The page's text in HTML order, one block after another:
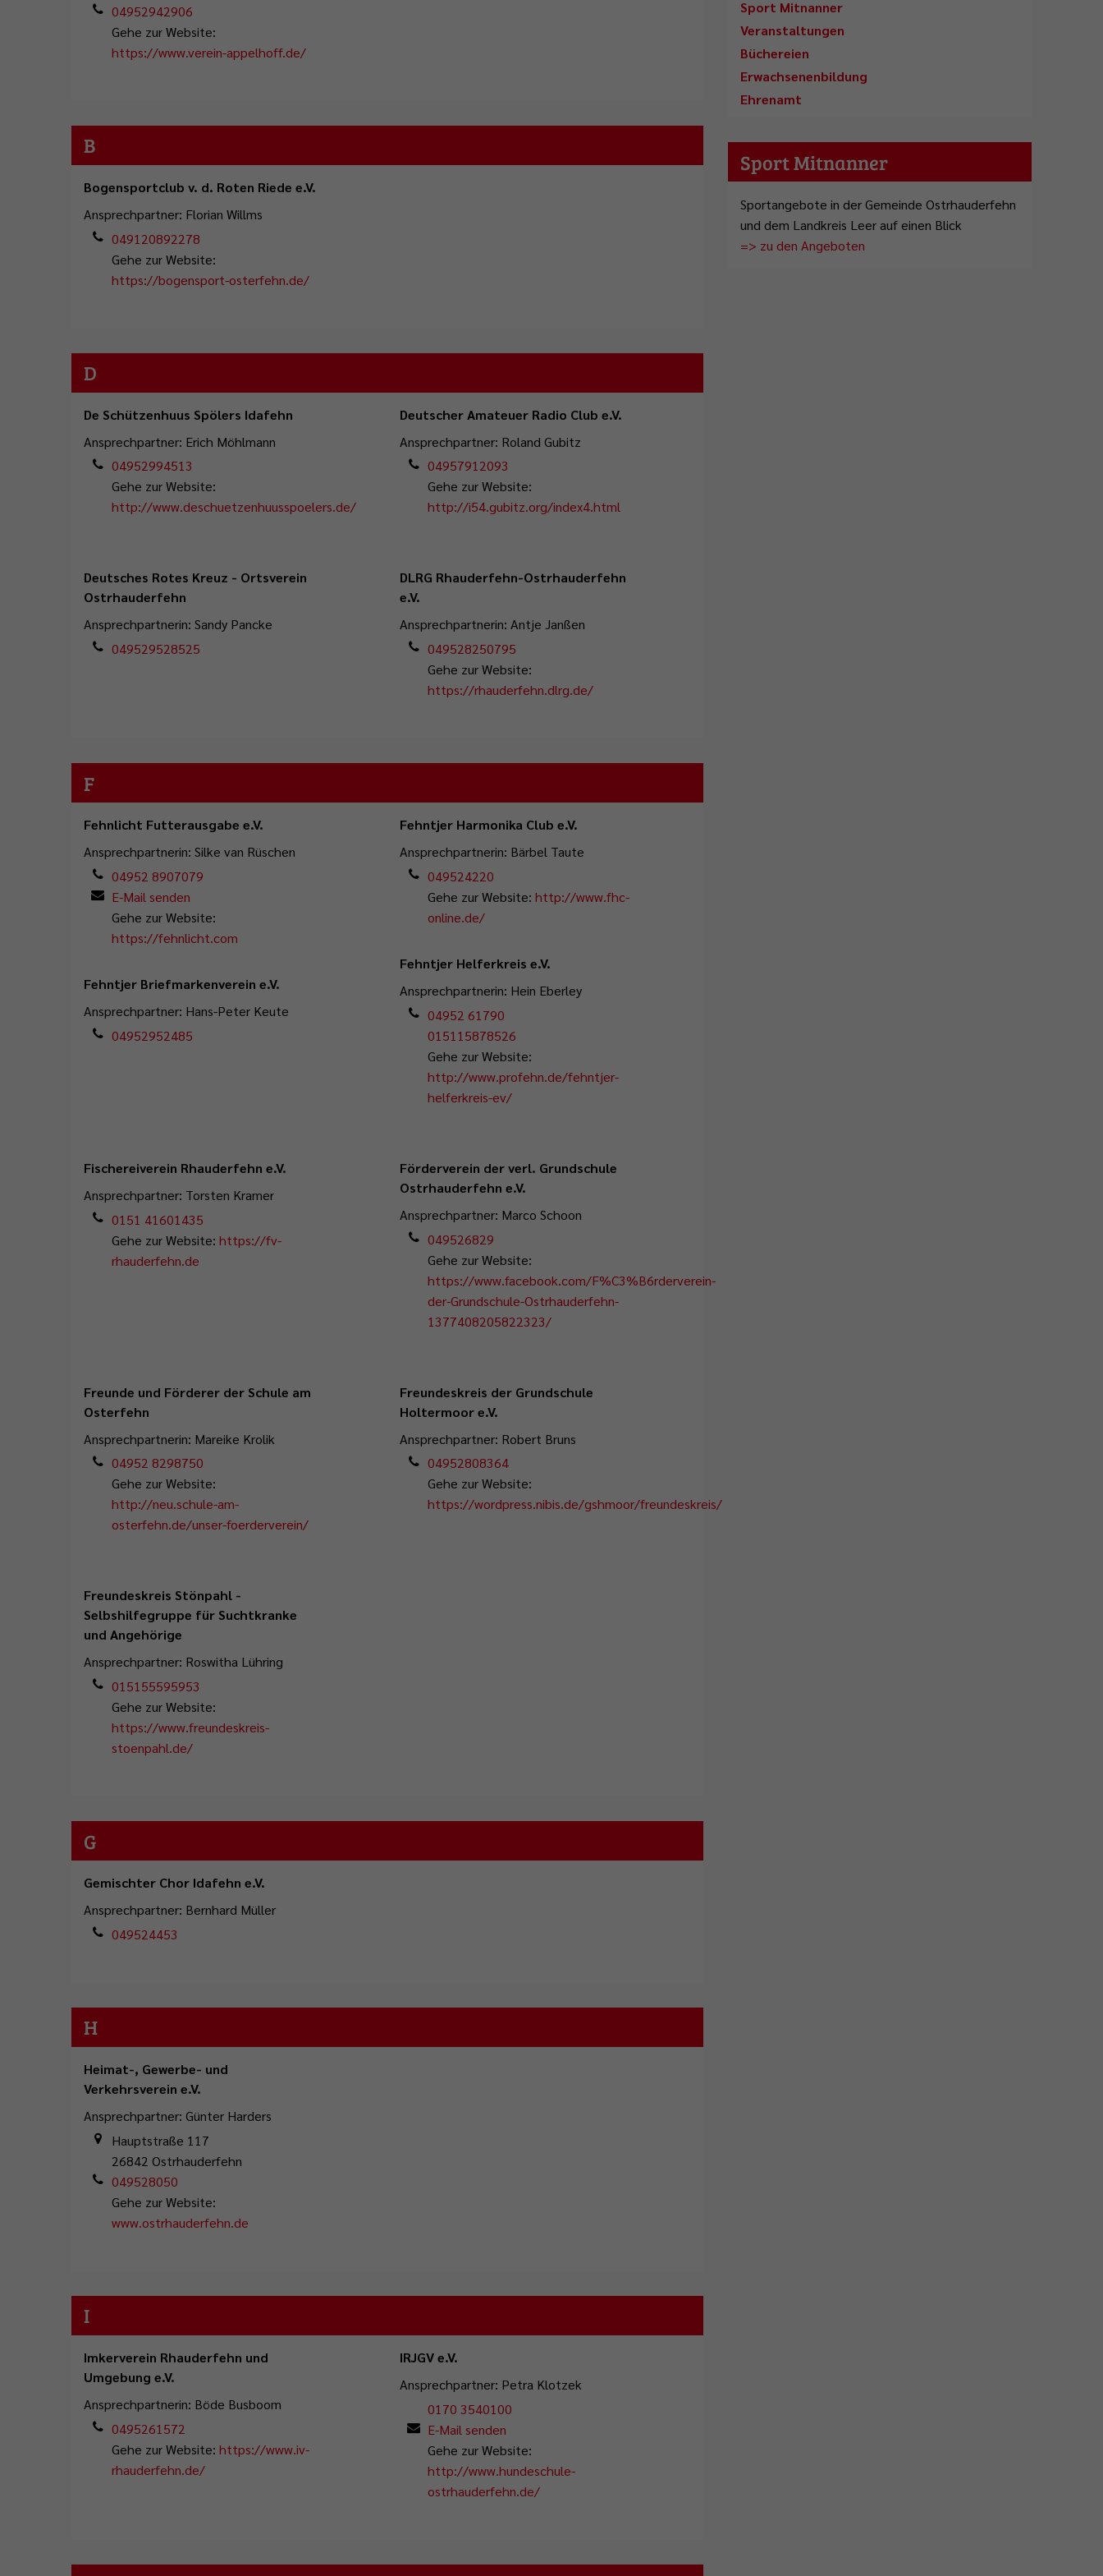
Abfallentsorgung
Plattdeutschbeauftragter
Flüchtlingsstützpunkt
Tafel Ostrhauderfehn
Erwachsenenbildung
Gemeindeentwicklungskonzept
04952942906
Gehe zur Website:
https://www.verein-appelhoff.de/
B
Bogensportclub v. d. Roten Riede e.V.
Ansprechpartner: Florian Willms
049120892278
Gehe zur Website:
https://bogensport-osterfehn.de/
D
De Schützenhuus Spölers Idafehn
Ansprechpartner: Erich Möhlmann
04952994513
Gehe zur Website:
http://www.deschuetzenhuusspoelers.de/
Deutscher Amateuer Radio Club e.V.
Ansprechpartner: Roland Gubitz
04957912093
Gehe zur Website:
http://i54.gubitz.org/index4.html
Deutsches Rotes Kreuz - Ortsverein
Ostrhauderfehn
Ansprechpartnerin: Sandy Pancke
049529528525
DLRG Rhauderfehn-Ostrhauderfehn
e.V.
Ansprechpartnerin: Antje Janßen
049528250795
Gehe zur Website:
https://rhauderfehn.dlrg.de/
F
Fehnlicht Futterausgabe e.V.
Ansprechpartnerin: Silke van Rüschen
04952 8907079
E-Mail senden
Gehe zur Website:
https://fehnlicht.com
Fehntjer Briefmarkenverein e.V.
Ansprechpartner: Hans-Peter Keute
04952952485
Fehntjer Harmonika Club e.V.
Ansprechpartnerin: Bärbel Taute
049524220
Gehe zur Website:http://www.fhc-
online.de/
Fehntjer Helferkreis e.V.
Ansprechpartnerin: Hein Eberley
04952 61790
015115878526
Gehe zur Website:
http://www.profehn.de/fehntjer-
helferkreis-ev/
Fischereiverein Rhauderfehn e.V.
Ansprechpartner: Torsten Kramer
0151 41601435
Gehe zur Website:https://fv-
rhauderfehn.de
Förderverein der verl. Grundschule
Ostrhauderfehn e.V.
Ansprechpartner: Marco Schoon
049526829
Gehe zur Website:
https://www.facebook.com/F%C3%B6rderverein-
der-Grundschule-Ostrhauderfehn-
1377408205822323/
Freunde und Förderer der Schule am
Osterfehn
Ansprechpartnerin: Mareike Krolik
04952 8298750
Gehe zur Website:
http://neu.schule-am-
osterfehn.de/unser-foerderverein/
Freundeskreis der Grundschule
Holtermoor e.V.
Ansprechpartner: Robert Bruns
04952808364
Gehe zur Website:
https://wordpress.nibis.de/gshmoor/freundeskreis/
Freundeskreis Stönpahl -
Selbshilfegruppe für Suchtkranke
und Angehörige
Ansprechpartner: Roswitha Lühring
015155595953
Gehe zur Website:
https://www.freundeskreis-
stoenpahl.de/
G
Gemischter Chor Idafehn e.V.
Ansprechpartner: Bernhard Müller
049524453
H
Heimat-, Gewerbe- und
Verkehrsverein e.V.
Ansprechpartner: Günter Harders
Hauptstraße 117
26842 Ostrhauderfehn
049528050
Gehe zur Website:
www.ostrhauderfehn.de
I
Imkerverein Rhauderfehn und
Umgebung e.V.
Ansprechpartnerin: Böde Busboom
0495261572
Gehe zur Website:https://www.iv-
rhauderfehn.de/
IRJGV e.V.
Ansprechpartner: Petra Klotzek
0170 3540100
E-Mail senden
Gehe zur Website:
http://www.hundeschule-
ostrhauderfehn.de/
Sport Mitnanner
Veranstaltungen
Büchereien
Erwachsenenbildung
Ehrenamt
Sport Mitnanner
Sportangebote in der Gemeinde Ostrhauderfehn
und dem Landkreis Leer auf einen Blick
=> zu den Angeboten